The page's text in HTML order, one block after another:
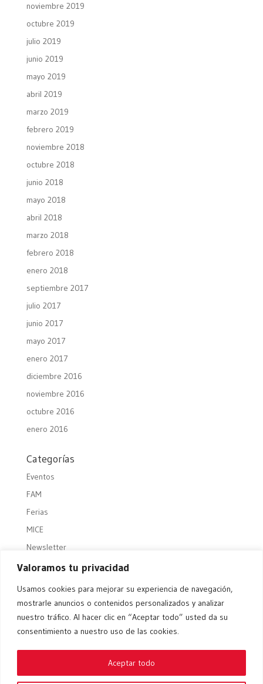
Valoramos tu privacidad
Usamos cookies para mejorar su experiencia de navegación,
mostrarle anuncios o contenidos personalizados y analizar
nuestro tráfico. Al hacer clic en “Aceptar todo” usted da su
consentimiento a nuestro uso de las cookies.
Aceptar todo
noviembre 2019
octubre 2019
julio 2019
junio 2019
mayo 2019
abril 2019
marzo 2019
febrero 2019
noviembre 2018
octubre 2018
junio 2018
mayo 2018
abril 2018
marzo 2018
febrero 2018
enero 2018
septiembre 2017
julio 2017
junio 2017
mayo 2017
enero 2017
diciembre 2016
noviembre 2016
octubre 2016
enero 2016
Categorías
Eventos
FAM
Ferias
MICE
Newsletter
Noticias
Sin categoría
Videos
Workshops